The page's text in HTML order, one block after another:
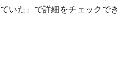
いた』で詳細をチェックでき